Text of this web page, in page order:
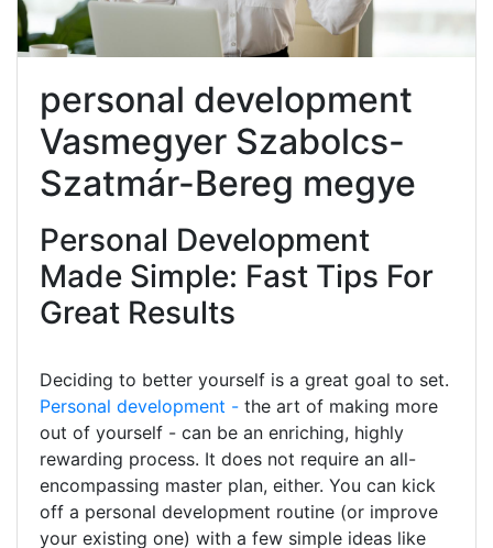
personal development
Vasmegyer Szabolcs-
Szatmár-Bereg megye
Personal Development
Made Simple: Fast Tips For
Great Results
Deciding to better yourself is a great goal to set.
Personal development - the art of making more
out of yourself - can be an enriching, highly
rewarding process. It does not require an all-
encompassing master plan, either. You can kick
off a personal development routine (or improve
your existing one) with a few simple ideas like